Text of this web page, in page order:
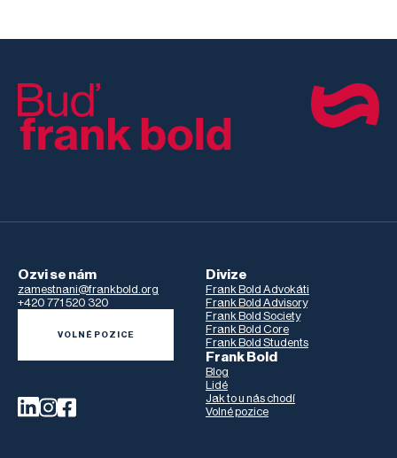
Ozvi se nám
zamestnani@frankbold.org
+420 771 520 320
VOLNÉ POZICE
Divize
Frank Bold Advokáti
Frank Bold Advisory
Frank Bold Society
Frank Bold Core
Frank Bold Students
Frank Bold
Blog
Lidé
Jak to u nás chodí
Volné pozice